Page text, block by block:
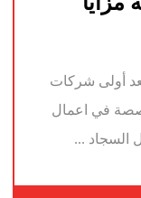
أولى شركات
في اعمال
السجاد ...